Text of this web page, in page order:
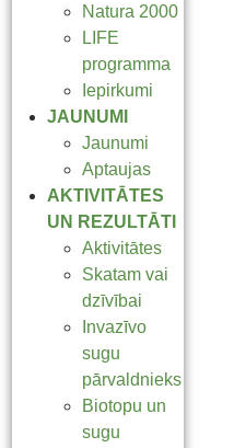
Natura 2000
LIFE
programma
Iepirkumi
JAUNUMI
Jaunumi
Aptaujas
AKTIVITĀTES
UN REZULTĀTI
Aktivitātes
Skatam vai
dzīvībai
Invazīvo
sugu
pārvaldnieks
Biotopu un
sugu